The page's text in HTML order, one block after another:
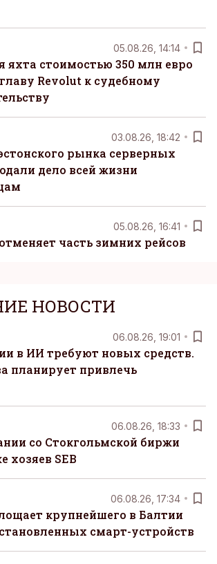
05.08.26, 14:14
яхта стоимостью 350 млн евро
Revolut к судебному
03.08.26, 18:42
рынка серверных
дело всей жизни
05.08.26, 16:41
часть зимних рейсов
НОВОСТИ
06.08.26, 19:01
в ИИ требуют новых средств.
планирует привлечь
06.08.26, 18:33
со Стокгольмской биржи
хозяев SEB
06.08.26, 17:34
крупнейшего в Балтии
смарт-устройств